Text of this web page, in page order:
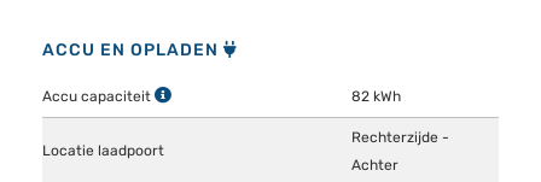
ACCU EN OPLADEN
Accu capaciteit 82 kWh
Locatie laadpoort
Rechterzijde -
Achter